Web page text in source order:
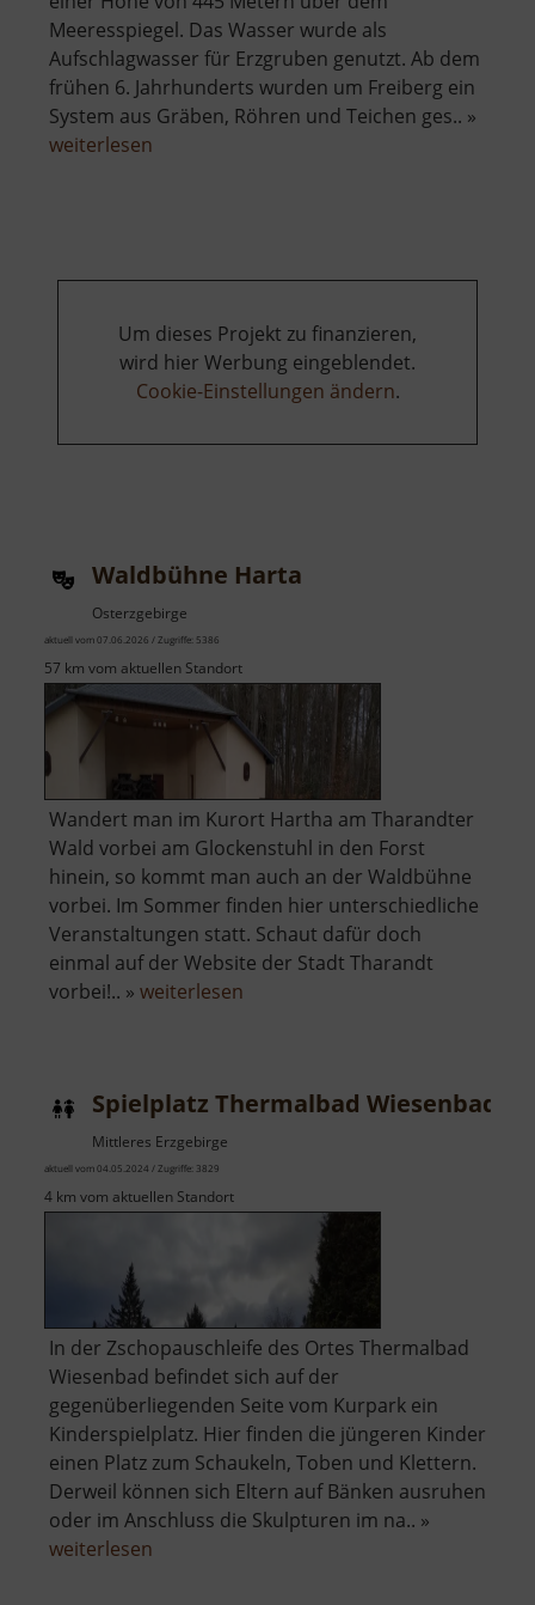
Meeresspiegel. Das Wasser wurde als
Aufschlagwasser für Erzgruben genutzt. Ab dem
frühen 6. Jahrhunderts wurden um Freiberg ein
System aus Gräben, Röhren und Teichen ges.. »
weiterlesen
Um dieses Projekt zu finanzieren,
wird hier Werbung eingeblendet.
Cookie-Einstellungen ändern.
Waldbühne Harta
Osterzgebirge
aktuell vom 07.06.2026 / Zugriffe: 5386
57 km vom aktuellen Standort
Wandert man im Kurort Hartha am Tharandter
Wald vorbei am Glockenstuhl in den Forst
hinein, so kommt man auch an der Waldbühne
vorbei. Im Sommer finden hier unterschiedliche
Veranstaltungen statt. Schaut dafür doch
einmal auf der Website der Stadt Tharandt
vorbei!.. » weiterlesen
Spielplatz Thermalbad Wiesenbad
Mittleres Erzgebirge
aktuell vom 04.05.2024 / Zugriffe: 3829
4 km vom aktuellen Standort
In der Zschopauschleife des Ortes Thermalbad
Wiesenbad befindet sich auf der
gegenüberliegenden Seite vom Kurpark ein
Kinderspielplatz. Hier finden die jüngeren Kinder
einen Platz zum Schaukeln, Toben und Klettern.
Derweil können sich Eltern auf Bänken ausruhen
oder im Anschluss die Skulpturen im na.. »
weiterlesen